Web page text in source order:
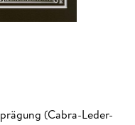
(Cabra-Leder-